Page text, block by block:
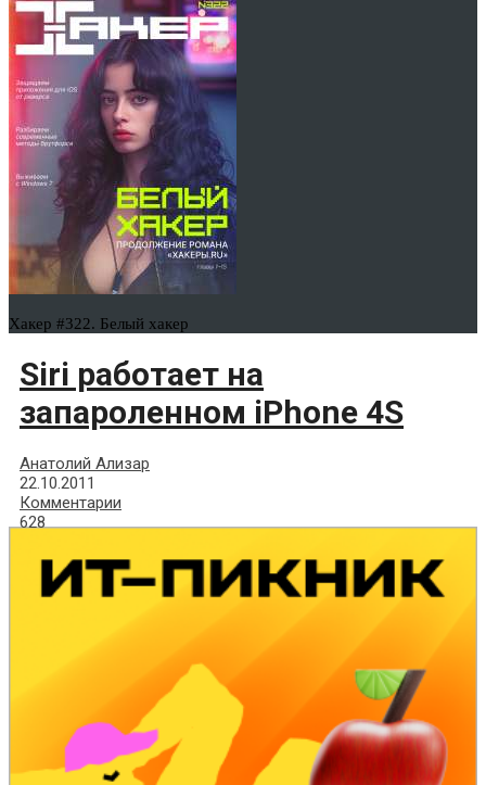
Хакер #322. Белый хакер
Siri работает на
запароленном iPhone 4S
Анатолий Ализар
22.10.2011
Комментарии
628